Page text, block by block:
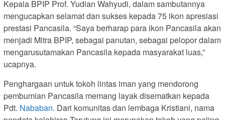
Kepala BPIP Prof. Yudian Wahyudi, dalam sambutannya
mengucapkan selamat dan sukses kepada 75 ikon apresiasi
prestasi Pancasila. “Saya berharap para ikon Pancasila akan
menjadi Mitra BPIP, sebagai panutan, sebagai pelopor dalam
mengarusutamakan Pancasila kepada masyarakat luas,”
ucapnya.
Penghargaan untuk tokoh lintas iman yang mendorong
pembumian Pancasila memang layak disematkan kepada
Pdt. Nababan. Dari komunitas dan lembaga Kristiani, nama